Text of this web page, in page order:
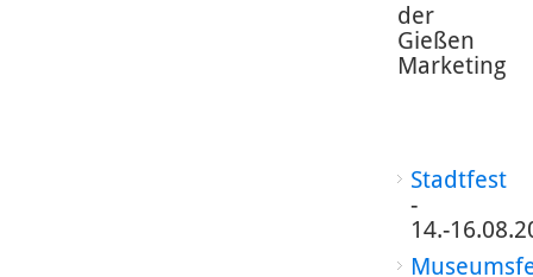
der
Gießen
Marketing
Stadtfest
-
14.-